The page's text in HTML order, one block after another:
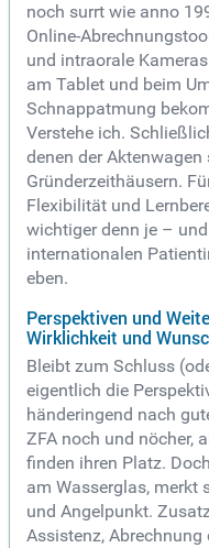
noch surrt wie anno
Online-
und intraorale
am Tablet und beim
Schnappatmung
Verstehe ich.
denen der
Gründerzeithäusern.
Flexibilität und
wichtiger denn je –
internationalen
eben.
Perspektiven und
Wirklichkeit und
Bleibt zum Schluss
eigentlich die
händeringend nach
ZFA noch und nöcher,
finden ihren Platz.
am Wasserglas, merkt
und Angelpunkt.
Assistenz, Abrechnung